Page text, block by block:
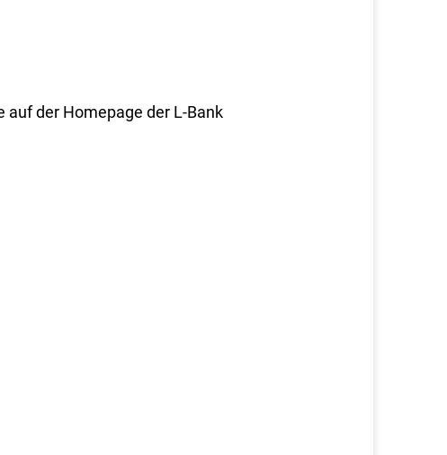
der Homepage der L-Bank